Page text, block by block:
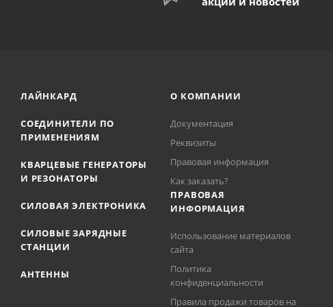
ЛАЙНКАРД
СОЕДИНИТЕЛИ ПО
ПРИМЕНЕНИЯМ
КВАРЦЕВЫЕ ГЕНЕРАТОРЫ
И РЕЗОНАТОРЫ
СИЛОВАЯ ЭЛЕКТРОНИКА
СИЛОВЫЕ ЗАРЯДНЫЕ
СТАНЦИИ
АНТЕННЫ
О КОМПАНИИ
Документация
Реквизиты
Правовая информация
Как заказать?
ПРАВОВАЯ
ИНФОРМАЦИЯ
Использование материалов
сайта
Политика
конфиденциальности
Правила продажи товаров на